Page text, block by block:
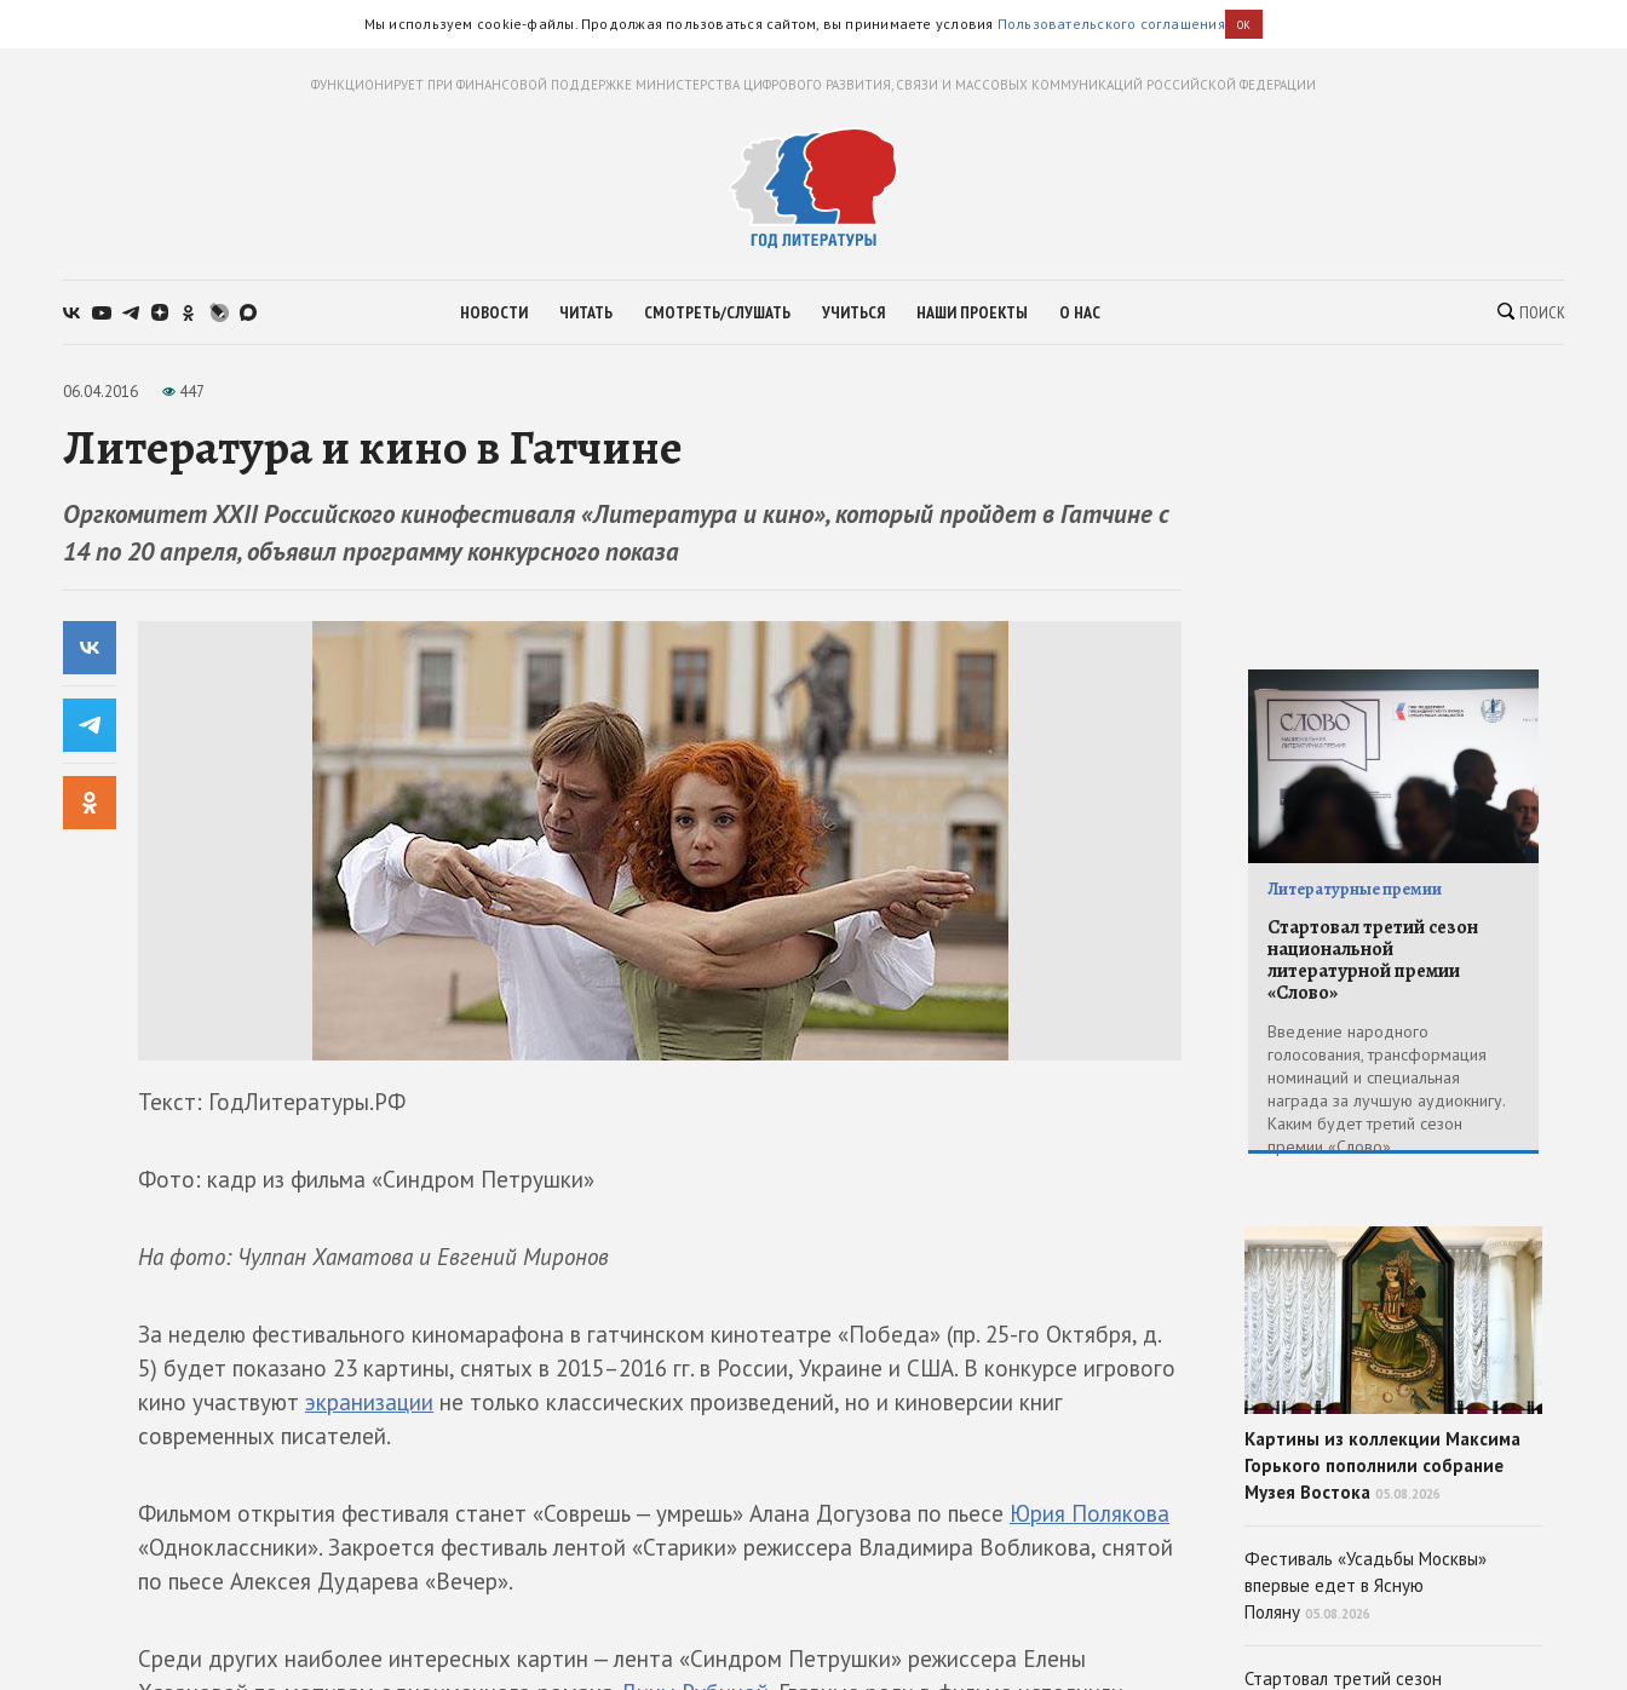
Мы используем cookie-файлы. Продолжая пользоваться сайтом, вы принимаете условия Пользовательского соглашения OK
ФУНКЦИОНИРУЕТ ПРИ ФИНАНСОВОЙ ПОДДЕРЖКЕ МИНИСТЕРСТВА ЦИФРОВОГО РАЗВИТИЯ, СВЯЗИ И МАССОВЫХ КОММУНИКАЦИЙ РОССИЙСКОЙ ФЕДЕРАЦИИ
НОВОСТИ ЧИТАТЬ СМОТРЕТЬ/СЛУШАТЬ УЧИТЬСЯ НАШИ ПРОЕКТЫ О НАС ПОИСК
06.04.2016 447
Литература и кино в Гатчине
Оргкомитет XXII Российского кинофестиваля «Литература и кино», который пройдет в Гатчине с
14 по 20 апреля, объявил программу конкурсного показа
Текст: ГодЛитературы.РФ
Фото: кадр из фильма «Синдром Петрушки»
На фото: Чулпан Хаматова и Евгений Миронов
За неделю фестивального киномарафона в гатчинском кинотеатре «Победа» (пр. 25-го Октября, д.
5) будет показано 23 картины, снятых в 2015–2016 гг. в России, Украине и США. В конкурсе игрового
кино участвуют экранизации не только классических произведений, но и киноверсии книг
современных писателей.
Фильмом открытия фестиваля станет «Соврешь — умрешь» Алана Догузова по пьесе Юрия Полякова
«Одноклассники». Закроется фестиваль лентой «Старики» режиссера Владимира Вобликова, снятой
по пьесе Алексея Дударева «Вечер».
Среди других наиболее интересных картин — лента «Синдром Петрушки» режиссера Елены
Литературные премии
Стартовал третий сезон
национальной
литературной премии
«Слово»
Введение народного
голосования, трансформация
номинаций и специальная
награда за лучшую аудиокнигу.
Каким будет третий сезон
премии «Слово»
Картины из коллекции Максима
Горького пополнили собрание
Музея Востока 05.08.2026
Фестиваль «Усадьбы Москвы»
впервые едет в Ясную
Поляну 05.08.2026
Стартовал третий сезон